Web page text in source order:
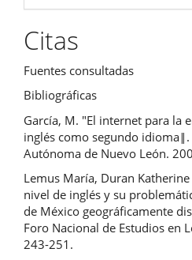
Citas
Fuentes consultadas
Bibliográficas
García, M. "El internet para la
inglés como segundo
Autónoma de Nuevo León.
Lemus María, Duran
nivel de inglés y su
de México geográficamente
Foro Nacional de Estudios en
243-251.